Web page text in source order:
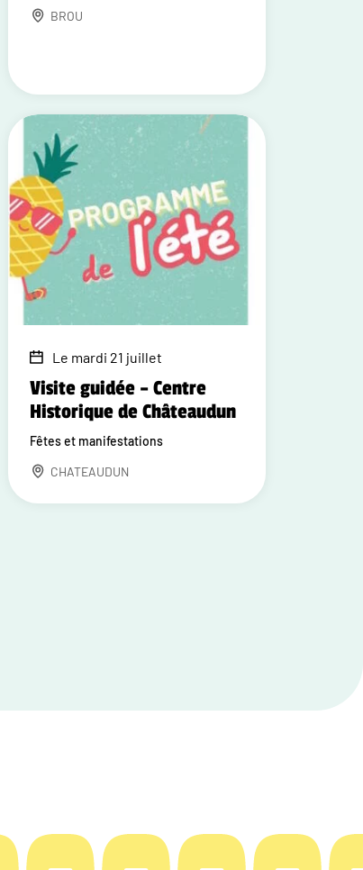
BROU
Le mardi 21 juillet
Visite guidée – Centre
Historique de Châteaudun
Fêtes et manifestations
CHATEAUDUN